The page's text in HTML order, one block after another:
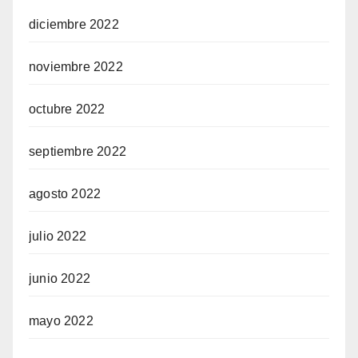
diciembre 2022
noviembre 2022
octubre 2022
septiembre 2022
agosto 2022
julio 2022
junio 2022
mayo 2022